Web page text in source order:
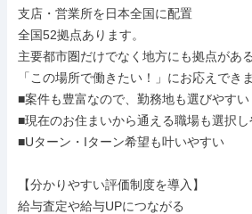
支店・営業所を日本全国に配置
全国52拠点あります。
主要都市圏だけでなく地方にも拠点がある
「この場所で働きたい！」にお応えでき
■案件も豊富なので、勤務地も選びやすい
■現在のお住まいから通える職場も選択
■Uターン・Iターン希望も叶いやすい
【分かりやすい評価制度を導入】
給与査定や給与UPにつながる